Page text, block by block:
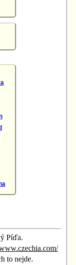
Píďa.
to nejde.